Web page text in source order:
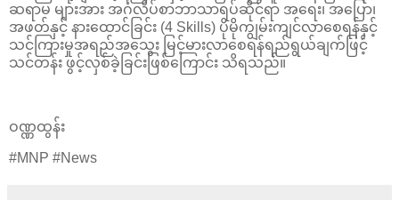
ဆရာမ များအား အင်္ဂလိပ်စာဘာသာရပ်ဆိုင်ရာ အရေး၊ အပြော၊
အဖတ်နှင့် နားထောင်ခြင်း (4 Skills) ပိုမိုကျွမ်းကျင်လာစေရန်နှင့်
သင်ကြားမှုအရည်အသွေး မြင့်မားလာစေရန်ရည်ရွယ်ချက်ဖြင့်
သင်တန်း ဖွင့်လှစ်ခဲ့ခြင်းဖြစ်ကြောင်း သိရသည်။
ဝဏ္ဏထွန်း
#MNP #News